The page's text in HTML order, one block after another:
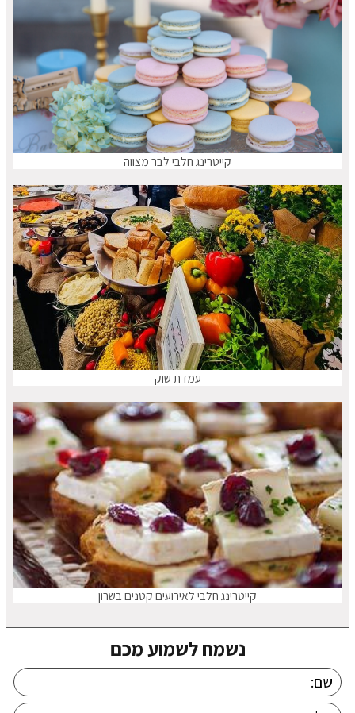
קייטרינג חלבי לבר מצווה
עמדת שוק
קייטרינג חלבי לאירועים קטנים בשרון
נשמח לשמוע מכם